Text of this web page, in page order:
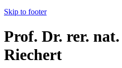
Skip to footer
Prof. Dr. rer.
Riechert